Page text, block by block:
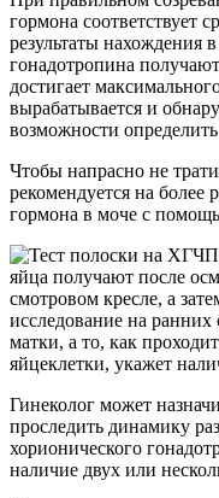
гормона соответствует
результаты нахождения
гонадотропина
достигает
вырабатывается и
возможности
Чтобы напрасно не
рекомендуется на более
гормона в моче с
яйца получают после
смотровом кресле, а
исследование на ранних
матки, а то, как
яйцеклетки, укажет
Гинеколог может
проследить динамику
хорионического
наличие двух или